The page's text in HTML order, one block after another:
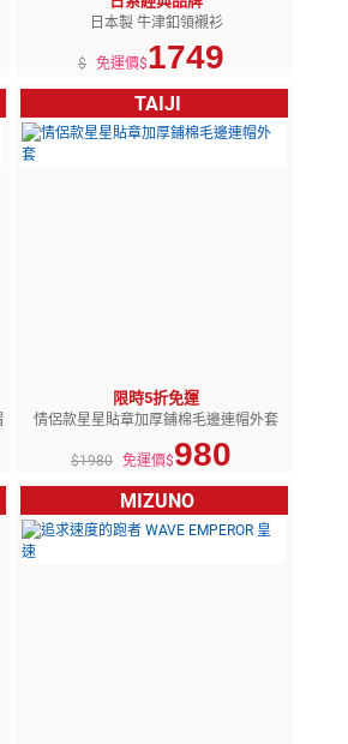
日本製 牛津釦領襯衫
$ 免運價$1749
TAIJI
限時5折免運
情侶款星星貼章加厚鋪棉毛邊連帽外套
$1980 免運價$980
MIZUNO